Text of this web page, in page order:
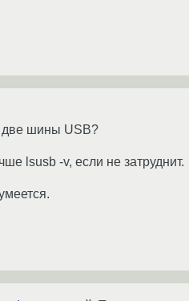
две шины USB?
lsusb -v, если не затруднит.